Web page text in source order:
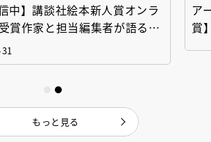
中】講談社絵本新人賞オンラ
作家と担当編集者が語る
座」
ア
賞
もっと見る